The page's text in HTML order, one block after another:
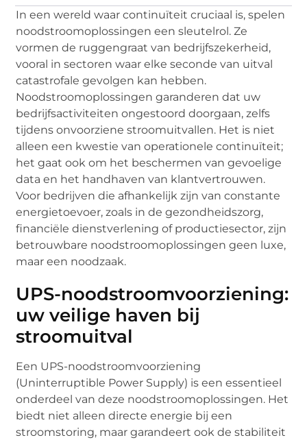
In een wereld waar continuïteit cruciaal is, spelen
noodstroomoplossingen een sleutelrol. Ze
vormen de ruggengraat van bedrijfszekerheid,
vooral in sectoren waar elke seconde van uitval
catastrofale gevolgen kan hebben.
Noodstroomoplossingen garanderen dat uw
bedrijfsactiviteiten ongestoord doorgaan, zelfs
tijdens onvoorziene stroomuitvallen. Het is niet
alleen een kwestie van operationele continuïteit;
het gaat ook om het beschermen van gevoelige
data en het handhaven van klantvertrouwen.
Voor bedrijven die afhankelijk zijn van constante
energietoevoer, zoals in de gezondheidszorg,
financiële dienstverlening of productiesector, zijn
betrouwbare noodstroomoplossingen geen luxe,
maar een noodzaak.
UPS-noodstroomvoorziening:
uw veilige haven bij
stroomuitval
Een UPS-noodstroomvoorziening
(Uninterruptible Power Supply) is een essentieel
onderdeel van deze noodstroomoplossingen. Het
biedt niet alleen directe energie bij een
stroomstoring, maar garandeert ook de stabiliteit